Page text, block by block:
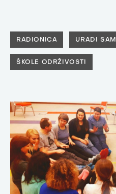
RADIONICA URADI SAM
ŠKOLE ODRŽIVOSTI